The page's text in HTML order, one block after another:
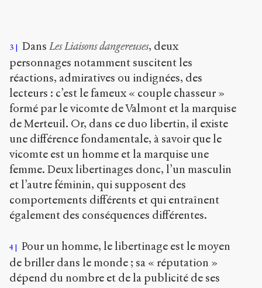
Creative
Commons
Attribution-
NonCommercial-
ShareAlike 4.0
International
(CC BY-NC-SA
4.0) Sens-Public,
2007
Accéder
à la
version
PDF
3 Dans Les Liaisons dangereuses, deux
personnages notamment suscitent les
réactions, admiratives ou indignées, des
lecteurs : c’est le fameux « couple chasseur »
formé par le vicomte de Valmont et la marquise
de Merteuil. Or, dans ce duo libertin, il existe
une différence fondamentale, à savoir que le
vicomte est un homme et la marquise une
femme. Deux libertinages donc, l’un masculin
et l’autre féminin, qui supposent des
comportements différents et qui entraînent
également des conséquences différentes.
4
Pour un homme, le libertinage est le moyen
de briller dans le monde ; sa « réputation »
dépend du nombre et de la publicité de ses